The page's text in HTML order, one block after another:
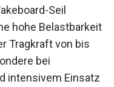
Seil
hohe Belastbarkeit
Tragkraft von bis
bei
intensivem Einsatz